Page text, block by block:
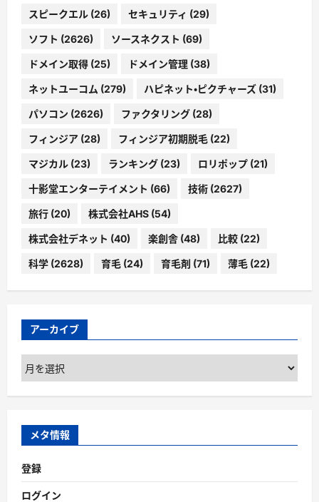
スピークエル (26) セキュリティ (29)
ソフト (2626) ソースネクスト (69)
ドメイン取得 (25) ドメイン管理 (38)
ネットユーコム (279) ハピネット・ピクチャーズ (31)
パソコン (2626) ファクタリング (28)
フィンジア (28) フィンジア初期脱毛 (22)
マジカル (23) ランキング (23) ロリポップ (21)
十影堂エンターテイメント (66) 技術 (2627)
旅行 (20) 株式会社AHS (54)
株式会社デネット (40) 楽創舎 (48) 比較 (22)
科学 (2628) 育毛 (24) 育毛剤 (71) 薄毛 (22)
アーカイブ
ア
ー
カ
ブ
メタ情報
登録
ログイン